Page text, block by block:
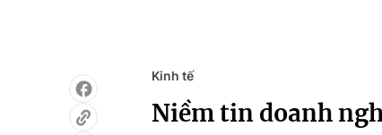
Kinh tế
Niềm tin doanh